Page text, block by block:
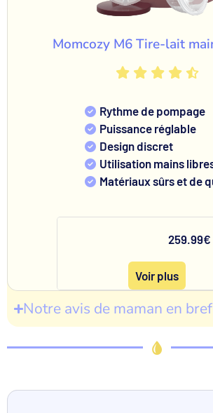
Momcozy M6 Tire-lait
Rythme de pompage
Puissance réglable
Design discret
Utilisation mains
Matériaux sûrs et de
259.99€
Voir plus
Notre avis de maman en bref